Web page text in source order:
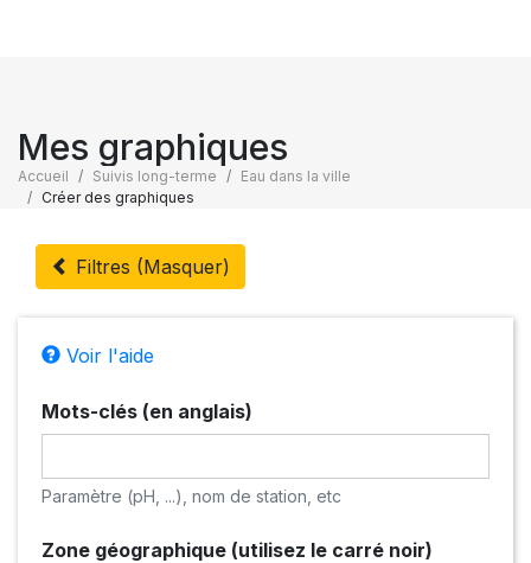
Mes graphiques
Accueil Suivis long-terme
Eau dans la ville
Créer des graphiques
Filtres (Masquer)
Voir l'aide
Mots-clés (en anglais)
Paramètre (pH, ...), nom de station, etc
Zone géographique (utilisez le carré noir)